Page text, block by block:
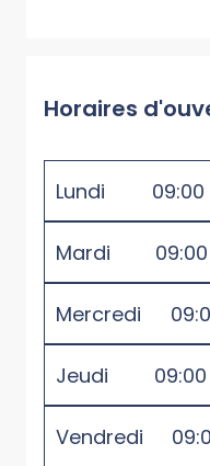
Horaires
Lundi 09:00
Mardi
Mercredi
Jeudi
Vendredi